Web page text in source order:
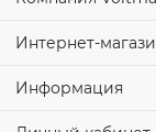
Интернет-
Информация